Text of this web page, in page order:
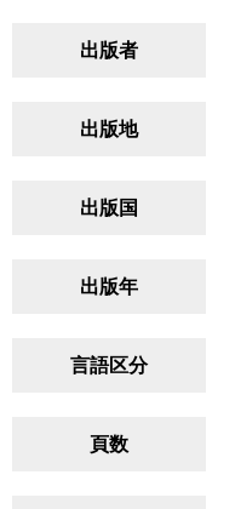
出版者
出版地
出版国
出版年
言語区分
頁数